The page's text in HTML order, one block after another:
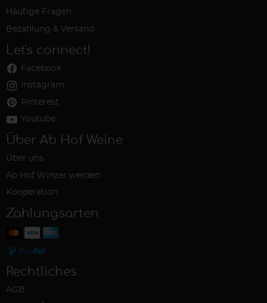
Häufige Fragen
Bezahlung & Versand
Let's connect!
Facebook
Instagram
Pinterest
Youtube
Über Ab Hof Weine
Über uns
Ab Hof Winzer werden
Kooperation
Zahlungsarten
Rechtliches
AGB